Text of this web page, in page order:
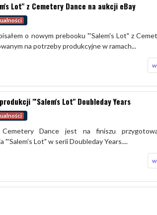
Lot" z Cemetery Dance na aukcji eBay
o nowym prebooku "'Salem's Lot" z
na potrzeby produkcyjne w ramach...
"'Salem's Lot" Doubleday Years
Cemetery Dance jest na finiszu
"'Salem's Lot" w serii Doubleday Years....